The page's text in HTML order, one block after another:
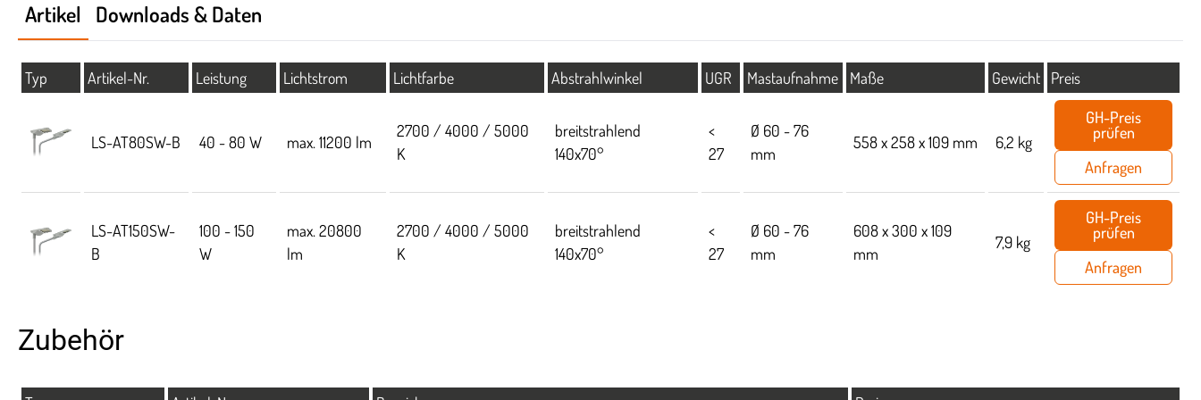
Artikel Downloads & Daten
Typ Artikel-Nr. Leistung Lichtstrom Lichtfarbe Abstrahlwinkel UGR Mastaufnahme Maße Gewicht Preis
LS-AT80SW-B 40 - 80 W max. 11200 lm
2700 / 4000 / 5000
K
breitstrahlend
140x70°
<
27
Ø 60 - 76
mm
558 x 258 x 109 mm 6,2 kg
GH-Preis
prüfen
Anfragen
LS-AT150SW-
B
100 - 150
W
max. 20800
lm
2700 / 4000 / 5000
K
breitstrahlend
140x70°
<
27
Ø 60 - 76
mm
608 x 300 x 109
mm
7,9 kg
GH-Preis
prüfen
Anfragen
Zubehör